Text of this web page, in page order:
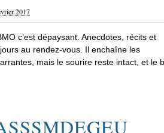
2017
c’est dépaysant. Anecdotes, récits et
au rendez-vous. Il enchaîne les
mais le sourire reste intact, et le